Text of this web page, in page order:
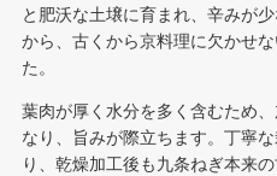
と肥沃な土壌に育まれ、辛みが
から、古くから京料理に欠かせ
た。
葉肉が厚く水分を多く含むため
なり、旨みが際立ちます。丁寧
り、乾燥加工後も九条ねぎ本来